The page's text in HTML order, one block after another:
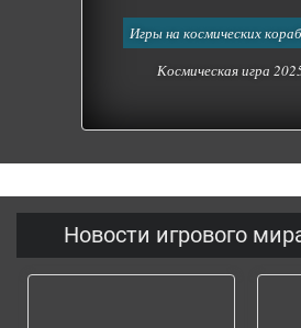
Игры на космических
Космическая игра
Новости игрового